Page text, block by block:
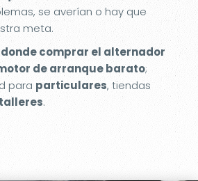
se averían o hay que
meta.
donde comprar el alternador
de arranque barato;
para particulares, tiendas
talleres.